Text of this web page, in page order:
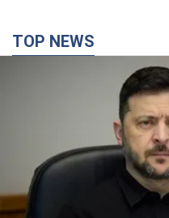
Україна буде
російської
засідання РНБО
Глава держави заявив, що
11 годин тому 126,5 т.